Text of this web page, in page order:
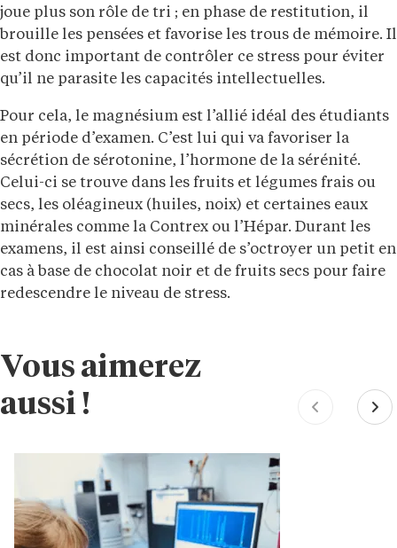
joue plus son rôle de tri ; en phase de restitution, il
brouille les pensées et favorise les trous de mémoire. Il
est donc important de contrôler ce stress pour éviter
qu’il ne parasite les capacités intellectuelles.
Pour cela, le magnésium est l’allié idéal des étudiants
en période d’examen. C’est lui qui va favoriser la
sécrétion de sérotonine, l’hormone de la sérénité.
Celui-ci se trouve dans les fruits et légumes frais ou
secs, les oléagineux (huiles, noix) et certaines eaux
minérales comme la Contrex ou l’Hépar. Durant les
examens, il est ainsi conseillé de s’octroyer un petit en
cas à base de chocolat noir et de fruits secs pour faire
redescendre le niveau de stress.
Vous aimerez
aussi !